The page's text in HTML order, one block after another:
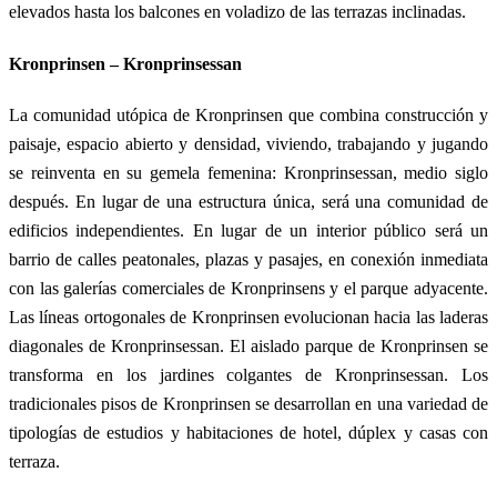
elevados hasta los balcones en voladizo de las terrazas inclinadas.
Kronprinsen – Kronprinsessan
La comunidad utópica de Kronprinsen que combina construcción y
paisaje, espacio abierto y densidad, viviendo, trabajando y jugando
se reinventa en su gemela femenina: Kronprinsessan, medio siglo
después. En lugar de una estructura única, será una comunidad de
edificios independientes. En lugar de un interior público será un
barrio de calles peatonales, plazas y pasajes, en conexión inmediata
con las galerías comerciales de Kronprinsens y el parque adyacente.
Las líneas ortogonales de Kronprinsen evolucionan hacia las laderas
diagonales de Kronprinsessan. El aislado parque de Kronprinsen se
transforma en los jardines colgantes de Kronprinsessan. Los
tradicionales pisos de Kronprinsen se desarrollan en una variedad de
tipologías de estudios y habitaciones de hotel, dúplex y casas con
terraza.